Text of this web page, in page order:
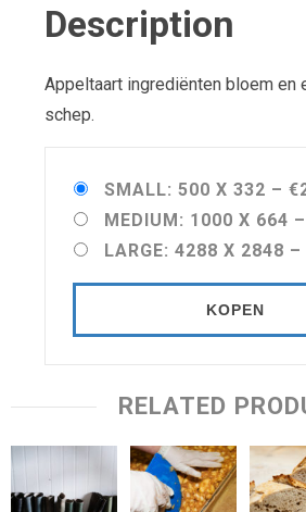
Description
Appeltaart ingrediënten bloem en
schep.
SMALL: 500 X 332 –
MEDIUM: 1000 X 664 –
LARGE: 4288 X 2848 –
KOPEN
RELATED